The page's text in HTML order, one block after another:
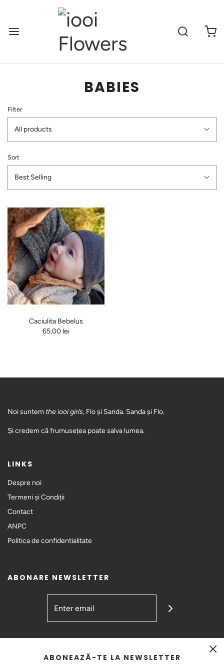
BABIES
Filter
All products
Sort
Best Selling
Caciulita Bebelus
65,00 lei
Noi suntem the iooi girls, Flo și Sanda. Sanda și Flo.
Și credem că frumusețea poate salva lumea.
LINKS
Despre noi
Termeni și Condiții
Contact
ANPC
Politica de confidentialitate
ABONARE NEWSLETTER
ABONEAZĂ-TE LA NEWSLETTER